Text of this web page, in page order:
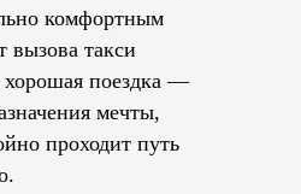
комфортным
вызова такси
хорошая поездка —
мечты,
проходит путь